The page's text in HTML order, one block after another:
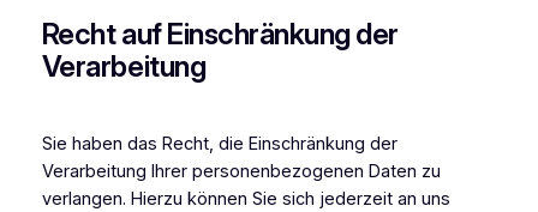
Recht auf Einschränkung der
Verarbeitung
Sie haben das Recht, die Einschränkung der
Verarbeitung Ihrer personenbezogenen Daten zu
verlangen. Hierzu können Sie sich jederzeit an uns